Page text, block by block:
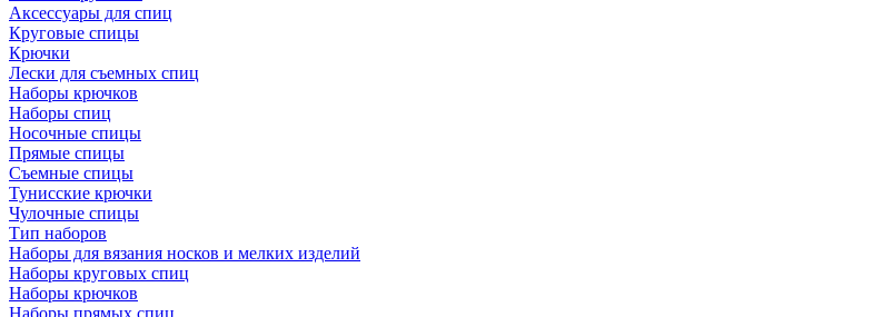
Аксессуары для спиц
Круговые спицы
Крючки
Лески для съемных спиц
Наборы крючков
Наборы спиц
Носочные спицы
Прямые спицы
Съемные спицы
Тунисские крючки
Чулочные спицы
Тип наборов
Наборы для вязания носков и мелких изделий
Наборы круговых спиц
Наборы крючков
Наборы прямых спиц